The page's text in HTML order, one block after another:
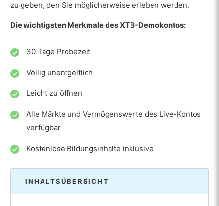
zu geben, den Sie möglicherweise erleben werden.
Die wichtigsten Merkmale des XTB-Demokontos:
30 Tage Probezeit
Völlig unentgeltlich
Leicht zu öffnen
Alle Märkte und Vermögenswerte des Live-Kontos
verfügbar
Kostenlose Bildungsinhalte inklusive
INHALTSÜBERSICHT